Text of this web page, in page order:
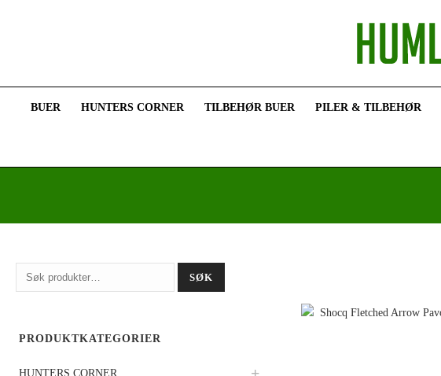
BUER HUNTERS CORNER TILBEHØR BUER PILER & TILBEHØR
Søk
etter:
SØK
PRODUKTKATEGORIER
HUNTERS CORNER